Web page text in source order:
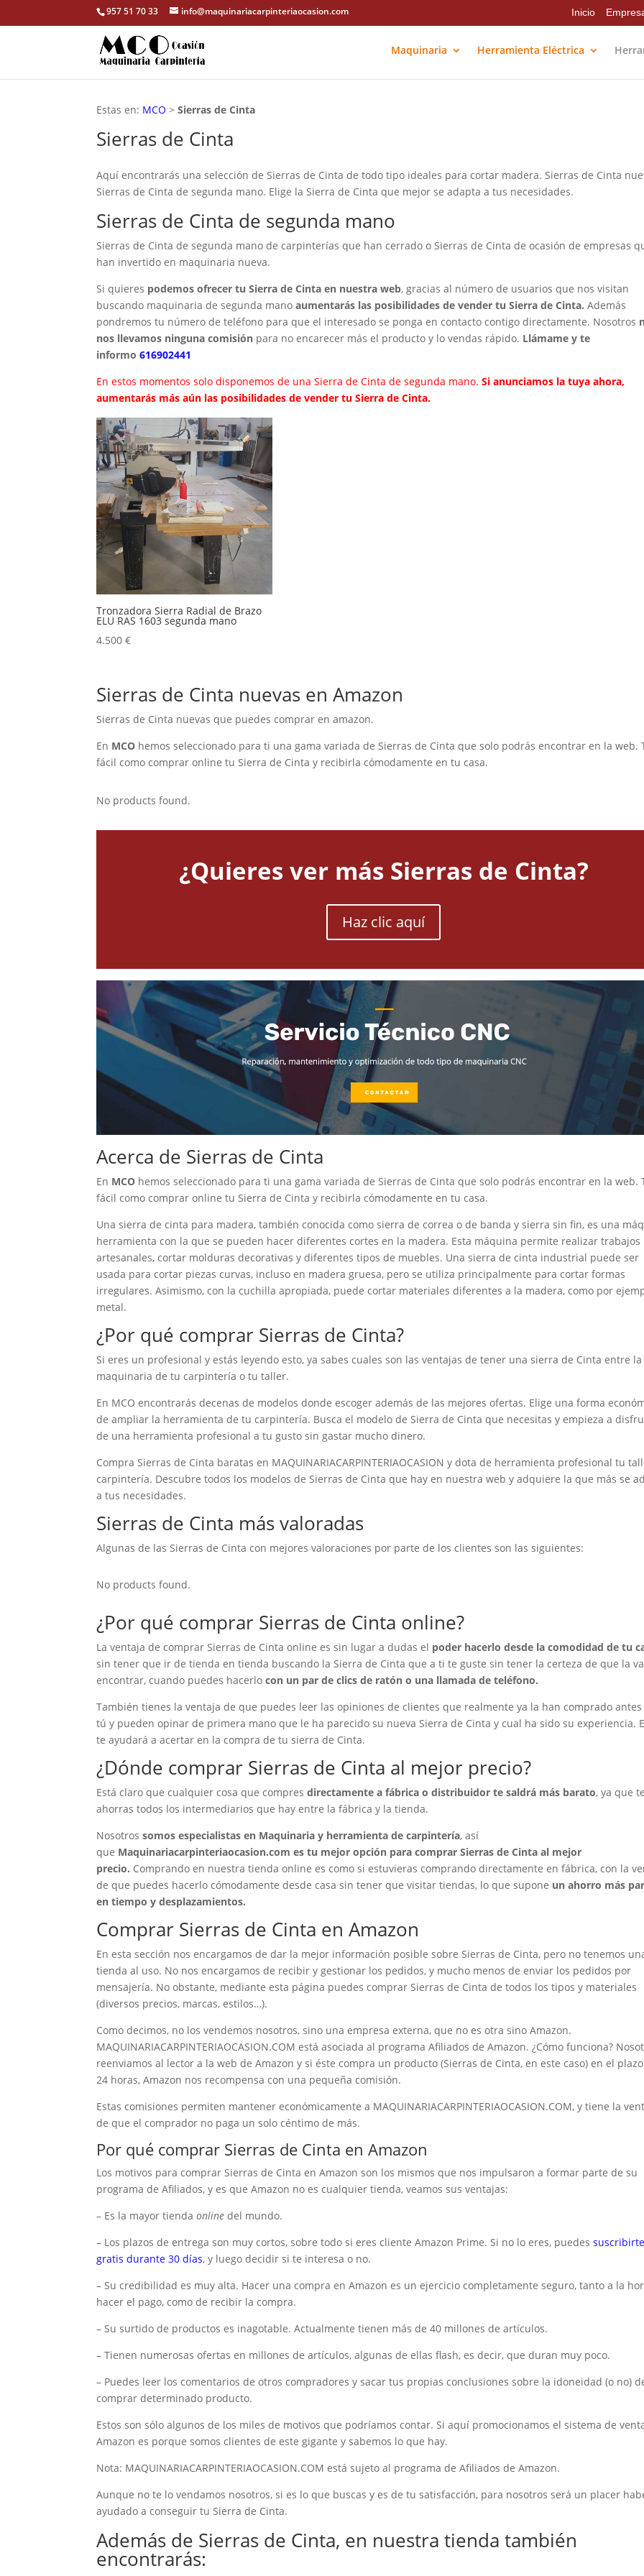
957 51 70 33 info@maquinariacarpinteriaocasion.com Inicio
Maquinaria Herramienta Eléctrica
Estas en: MCO >Sierras de Cinta
Sierras de Cinta
Aquí encontrarás una selección de Sierras de Cinta de todo tipo ideales para cortar madera. Sierras de Cinta
Sierras de Cinta de segunda mano. Elige la Sierra de Cinta que mejor se adapta a tus necesidades.
Sierras de Cinta de segunda mano
Sierras de Cinta de segunda mano de carpinterías que han cerrado o Sierras de Cinta de ocasión de empresas
han invertido en maquinaria nueva.
Si quieres podemos ofrecer tu Sierra de Cinta en nuestra web, gracias al número de usuarios que nos visitan
buscando maquinaria de segunda manoaumentarás las posibilidades de vender tu Sierra de Cinta. Además
pondremos tu número de teléfono para que el interesado se ponga en contacto contigo directamente. Nosotros
nos llevamos ninguna comisión para no encarecer más el producto y lo vendas rápido. Llámame y te
informo616902441
En estos momentos solo disponemos de una Sierra de Cinta de segunda mano.Si anunciamos la tuya ahora,
aumentarás más aún las posibilidades de vender tu Sierra de Cinta.
Tronzadora Sierra Radial de Brazo
ELU RAS 1603 segunda mano
4.500€
Sierras de Cinta nuevas en Amazon
Sierras de Cinta nuevas que puedes comprar en amazon.
En MCO hemos seleccionado para ti una gama variada de Sierras de Cinta que solo podrás encontrar en la web.
fácil como comprar online tu Sierra de Cinta y recibirla cómodamente en tu casa.
No products found.
¿Quieres ver más Sierras de Cinta?
Haz clic aquí
Acerca de Sierras de Cinta
En MCO hemos seleccionado para ti una gama variada de Sierras de Cinta que solo podrás encontrar en la web.
fácil como comprar online tu Sierra de Cinta y recibirla cómodamente en tu casa.
Una sierra de cinta para madera, también conocida como sierra de correa o de banda y sierra sin fin, es una
herramienta con la que se pueden hacer diferentes cortes en la madera. Esta máquina permite realizar trabajos
artesanales, cortar molduras decorativas y diferentes tipos de muebles. Una sierra de cinta industrial puede ser
usada para cortar piezas curvas, incluso en madera gruesa, pero se utiliza principalmente para cortar formas
irregulares. Asimismo, con la cuchilla apropiada, puede cortar materiales diferentes a la madera, como por
metal.
¿Por qué comprar Sierras de Cinta?
Si eres un profesional y estás leyendo esto, ya sabes cuales son las ventajas de tener una sierra de Cinta entre la
maquinaria de tu carpintería o tu taller.
En MCO encontrarás decenas de modelos donde escoger además de las mejores ofertas. Elige una forma
de ampliar la herramienta de tu carpintería. Busca el modelo de Sierra de Cinta que necesitas y empieza a
de una herramienta profesional a tu gusto sin gastar mucho dinero.
Compra Sierras de Cinta baratas en MAQUINARIACARPINTERIAOCASION y dota de herramienta profesional tu
carpintería. Descubre todos los modelos de Sierras de Cinta que hay en nuestra web y adquiere la que más se
a tus necesidades.
Sierras de Cinta más valoradas
Algunas de las Sierras de Cinta con mejores valoraciones por parte de los clientes son las siguientes:
No products found.
¿Por qué comprar Sierras de Cinta online?
La ventaja de comprar Sierras de Cinta online es sin lugar a dudas el poder hacerlo desde la comodidad de tu
sin tener que ir de tienda en tienda buscando la Sierra de Cinta que a ti te guste sin tener la certeza de que la
encontrar, cuando puedes hacerlocon un par de clics de ratón o una llamada de teléfono.
También tienes la ventaja de que puedes leer las opiniones de clientes que realmente ya la han comprado
tú y pueden opinar de primera mano que le ha parecido su nueva Sierra de Cinta y cual ha sido su experiencia.
te ayudará a acertar en la compra de tu sierra de Cinta.
¿Dónde comprar Sierras de Cinta al mejor precio?
Está claro que cualquier cosa que compresdirectamente a fábrica o distribuidor te saldrá más barato, ya que
ahorras todos los intermediarios que hay entre la fábrica y la tienda.
Nosotrossomos especialistas en Maquinaria y herramienta de carpintería, así
que Maquinariacarpinteriaocasion.com es tu mejor opción para comprar Sierras de Cinta al mejor
precio. Comprando en nuestra tienda online es como si estuvieras comprando directamente en fábrica, con la
de que puedes hacerlo cómodamente desde casa sin tener que visitar tiendas, lo que supone un ahorro más
en tiempo y desplazamientos.
Comprar Sierras de Cinta en Amazon
En esta sección nos encargamos de dar la mejor información posible sobre Sierras de Cinta, pero no tenemos
tienda al uso. No nos encargamos de recibir y gestionar los pedidos, y mucho menos de enviar los pedidos por
mensajería. No obstante, mediante esta página puedes comprar Sierras de Cinta de todos los tipos y materiales
(diversos precios, marcas, estilos…).
Como decimos, no los vendemos nosotros, sino una empresa externa, que no es otra sino Amazon.
MAQUINARIACARPINTERIAOCASION.COM está asociada al programa Afiliados de Amazon. ¿Cómo funciona?
reenviamos al lector a la web de Amazon y si éste compra un producto (Sierras de Cinta, en este caso) en el
24 horas, Amazon nos recompensa con una pequeña comisión.
Estas comisiones permiten mantener económicamente a MAQUINARIACARPINTERIAOCASION.COM, y tiene la
de que el comprador no paga un solo céntimo de más.
Por qué comprar Sierras de Cinta en Amazon
Los motivos para comprar Sierras de Cinta en Amazon son los mismos que nos impulsaron a formar parte de su
programa de Afiliados, y es que Amazon no es cualquier tienda, veamos sus ventajas:
– Es la mayor tiendaonline del mundo.
– Los plazos de entrega son muy cortos, sobre todo si eres cliente Amazon Prime. Si no lo eres, puedes
gratis durante 30 días, y luego decidir si te interesa o no.
– Su credibilidad es muy alta. Hacer una compra en Amazon es un ejercicio completamente seguro, tanto a la
hacer el pago, como de recibir la compra.
– Su surtido de productos es inagotable. Actualmente tienen más de 40 millones de artículos.
– Tienen numerosas ofertas en millones de artículos, algunas de ellas flash, es decir, que duran muy poco.
– Puedes leer los comentarios de otros compradores y sacar tus propias conclusiones sobre la idoneidad (o no)
comprar determinado producto.
Estos son sólo algunos de los miles de motivos que podríamos contar. Si aquí promocionamos el sistema de
Amazon es porque somos clientes de este gigante y sabemos lo que hay.
Nota: MAQUINARIACARPINTERIAOCASION.COM está sujeto al programa de Afiliados de Amazon.
Aunque no te lo vendamos nosotros, si es lo que buscas y es de tu satisfacción, para nosotros será un placer
ayudado a conseguir tu Sierra de Cinta.
Además de Sierras de Cinta, en nuestra tienda también
encontrarás: